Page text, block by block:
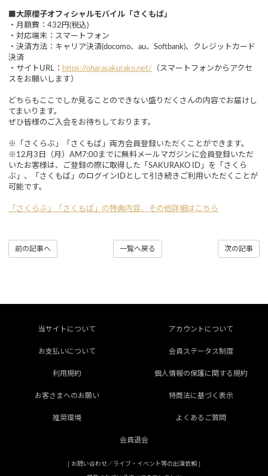
■大原櫻子オフィシャルモバイル「さくもば」
・月額費：432円(税込)
・対応端末：スマートフォン
・決済方法：キャリア決済(docomo、au、Softbank)、クレジットカード
決済
・サイトURL： https://oharasakurako.net/ （スマートフォンからアクセ
スをお願いします）
どちらもここでしか見ることのできない盛りだくさんの内容でお届けし
てまいります。
ぜひ皆様のご入会をお待ちしております。
※「さくらぶ」「さくもば」両方会員登録いただくことができます。
※12月3日（月）AM7:00までに無料メールマガジンに会員登録いただ
いたお客様は、ご登録の際に取得した「SAKURAKO ID」を「さくら
ぶ」、「さくもば」のログインIDとして引き続きご利用いただくことが
可能です。
「さくらぶ」「さくもば」の特典内容、その他詳細はこちら
前の記事へ 一覧へ戻る 次の記事
当サイトについて アカウントについて
お支払いについて 会員ステータス制度
利用規約 個人情報の保護に関する規約
お客さまへのお願い 特商法に基づく表示
推奨環境 よくあるご質問
会員退会
[ お問い合わせ／ライブ・イベント等の出演依頼 ]